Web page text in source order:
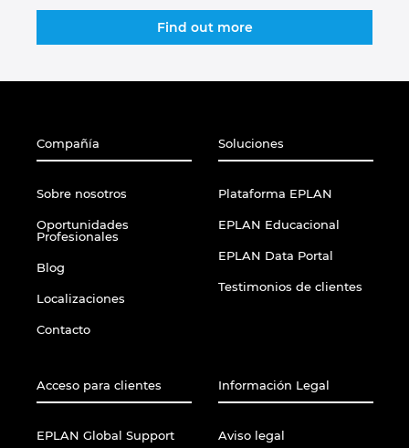
Find out more
Compañía
Sobre nosotros
Oportunidades
Profesionales
Blog
Localizaciones
Contacto
Soluciones
Plataforma EPLAN
EPLAN Educacional
EPLAN Data Portal
Testimonios de clientes
Acceso para clientes
EPLAN Global Support
Información Legal
Aviso legal
Slovakia
South Africa
Spain
Sweden
Switzerland